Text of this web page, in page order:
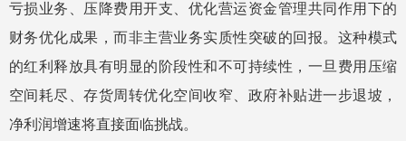
亏损业务、压降费用开支、优化营运资金管理共同作用下的
财务优化成果，而非主营业务实质性突破的回报。这种模式
的红利释放具有明显的阶段性和不可持续性，一旦费用压缩
空间耗尽、存货周转优化空间收窄、政府补贴进一步退坡，
净利润增速将直接面临挑战。